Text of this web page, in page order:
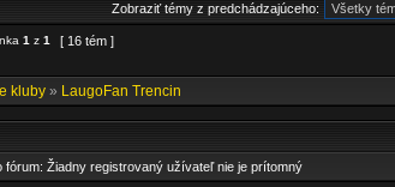
Zobraziť témy z predchádzajúceho:
1 z 1 [ 16 tém ]
kluby» LaugoFan Trencin
fórum: Žiadny registrovaný užívateľ nie je prítomný